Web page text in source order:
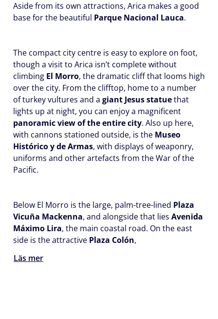
Aside from its own attractions, Arica makes a good
base for the beautiful Parque Nacional Lauca.
The compact city centre is easy to explore on foot,
though a visit to Arica isn’t complete without
climbing El Morro, the dramatic cliff that looms high
over the city. From the clifftop, home to a number
of turkey vultures and a giant Jesus statuethat
lights up at night, you can enjoy a magnificent
panoramic view of the entire city. Also up here,
with cannons stationed outside, is the Museo
Histórico y de Armas, with displays of weaponry,
uniforms and other artefacts from the War of the
Pacific.
Below El Morro is the large, palm-tree-lined Plaza
Vicuña Mackenna, and alongside that lies Avenida
Máximo Lira, the main coastal road. On the east
side is the attractive Plaza Colón,
Läs mer